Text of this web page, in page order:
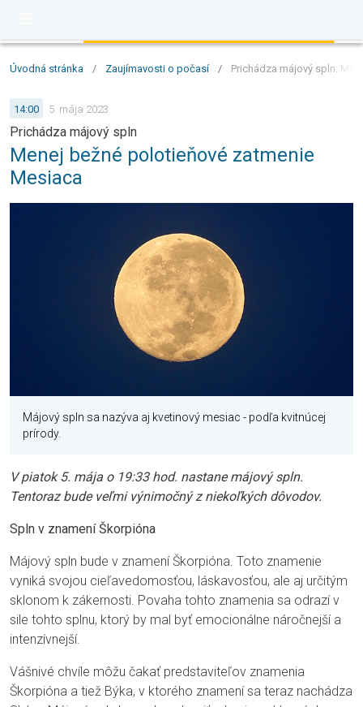
Úvodná stránka / Zaujímavosti o počasí / Prichádza májový spln:
14:00 5. mája 2023
Prichádza májový spln
Menej bežné polotieňové zatmenie
Mesiaca
Májový spln sa nazýva aj kvetinový mesiac - podľa kvitnúcej
prírody.
V piatok 5. mája o 19:33 hod. nastane májový spln.
Tentoraz bude veľmi výnimočný z niekoľkých dôvodov.
Spln v znamení Škorpióna
Májový spln bude v znamení Škorpióna. Toto znamenie
vyniká svojou cieľavedomosťou, láskavosťou, ale aj určitým
sklonom k zákernosti. Povaha tohto znamenia sa odrazí v
sile tohto splnu, ktorý by mal byť emocionálne náročnejší a
intenzívnejší.
Vášnivé chvíle môžu čakať predstaviteľov znamenia
Škorpióna a tiež Býka, v ktorého znamení sa teraz nachádza